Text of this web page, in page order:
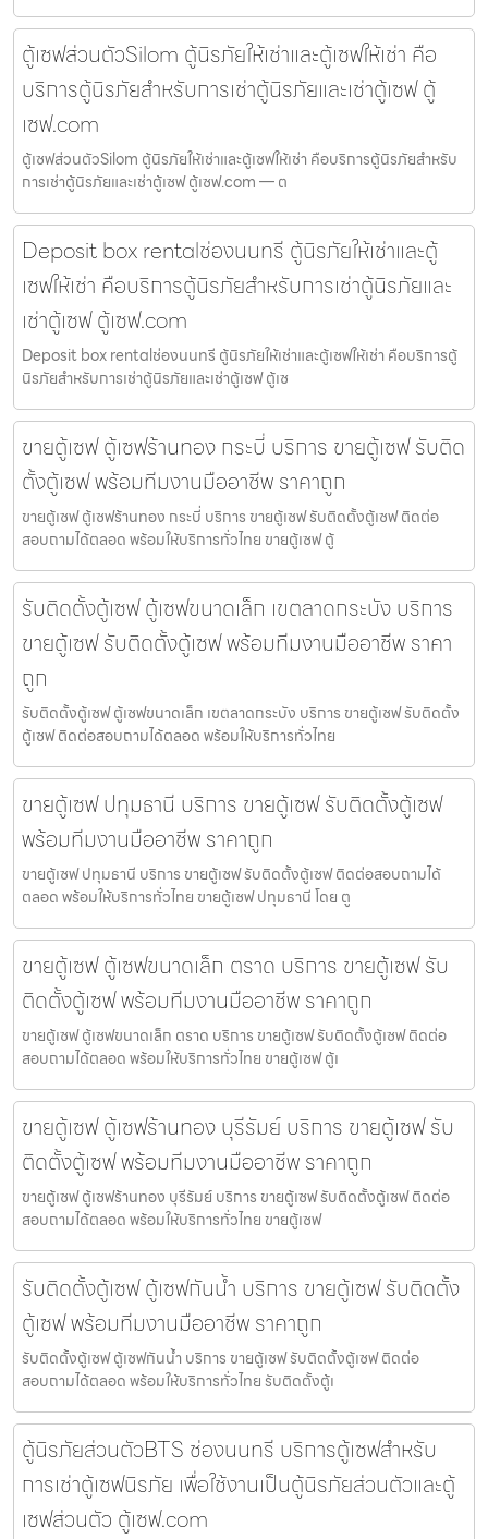
ตู้เซฟส่วนตัวSilom ตู้นิรภัยให้เช่าและตู้เซฟให้เช่า คือ
บริการตู้นิรภัยสำหรับการเช่าตู้นิรภัยและเช่าตู้เซฟ ตู้
เซฟ.com
ตู้เซฟส่วนตัวSilom ตู้นิรภัยให้เช่าและตู้เซฟให้เช่า คือบริการตู้นิรภัยสำหรับ
การเช่าตู้นิรภัยและเช่าตู้เซฟ ตู้เซฟ.com — ต
Deposit box rentalช่องนนทรี ตู้นิรภัยให้เช่าและตู้
เซฟให้เช่า คือบริการตู้นิรภัยสำหรับการเช่าตู้นิรภัยและ
เช่าตู้เซฟ ตู้เซฟ.com
Deposit box rentalช่องนนทรี ตู้นิรภัยให้เช่าและตู้เซฟให้เช่า คือบริการตู้
นิรภัยสำหรับการเช่าตู้นิรภัยและเช่าตู้เซฟ ตู้เซ
ขายตู้เซฟ ตู้เซฟร้านทอง กระบี่ บริการ ขายตู้เซฟ รับติด
ตั้งตู้เซฟ พร้อมทีมงานมืออาชีพ ราคาถูก
ขายตู้เซฟ ตู้เซฟร้านทอง กระบี่ บริการ ขายตู้เซฟ รับติดตั้งตู้เซฟ ติดต่อ
สอบถามได้ตลอด พร้อมให้บริการทั่วไทย ขายตู้เซฟ ตู้
รับติดตั้งตู้เซฟ ตู้เซฟขนาดเล็ก เขตลาดกระบัง บริการ
ขายตู้เซฟ รับติดตั้งตู้เซฟ พร้อมทีมงานมืออาชีพ ราคา
ถูก
รับติดตั้งตู้เซฟ ตู้เซฟขนาดเล็ก เขตลาดกระบัง บริการ ขายตู้เซฟ รับติดตั้ง
ตู้เซฟ ติดต่อสอบถามได้ตลอด พร้อมให้บริการทั่วไทย
ขายตู้เซฟ ปทุมธานี บริการ ขายตู้เซฟ รับติดตั้งตู้เซฟ
พร้อมทีมงานมืออาชีพ ราคาถูก
ขายตู้เซฟ ปทุมธานี บริการ ขายตู้เซฟ รับติดตั้งตู้เซฟ ติดต่อสอบถามได้
ตลอด พร้อมให้บริการทั่วไทย ขายตู้เซฟ ปทุมธานี โดย ตู
ขายตู้เซฟ ตู้เซฟขนาดเล็ก ตราด บริการ ขายตู้เซฟ รับ
ติดตั้งตู้เซฟ พร้อมทีมงานมืออาชีพ ราคาถูก
ขายตู้เซฟ ตู้เซฟขนาดเล็ก ตราด บริการ ขายตู้เซฟ รับติดตั้งตู้เซฟ ติดต่อ
สอบถามได้ตลอด พร้อมให้บริการทั่วไทย ขายตู้เซฟ ตู้เ
ขายตู้เซฟ ตู้เซฟร้านทอง บุรีรัมย์ บริการ ขายตู้เซฟ รับ
ติดตั้งตู้เซฟ พร้อมทีมงานมืออาชีพ ราคาถูก
ขายตู้เซฟ ตู้เซฟร้านทอง บุรีรัมย์ บริการ ขายตู้เซฟ รับติดตั้งตู้เซฟ ติดต่อ
สอบถามได้ตลอด พร้อมให้บริการทั่วไทย ขายตู้เซฟ
รับติดตั้งตู้เซฟ ตู้เซฟกันน้ำ บริการ ขายตู้เซฟ รับติดตั้ง
ตู้เซฟ พร้อมทีมงานมืออาชีพ ราคาถูก
รับติดตั้งตู้เซฟ ตู้เซฟกันน้ำ บริการ ขายตู้เซฟ รับติดตั้งตู้เซฟ ติดต่อ
สอบถามได้ตลอด พร้อมให้บริการทั่วไทย รับติดตั้งตู้เ
ตู้นิรภัยส่วนตัวBTS ช่องนนทรี บริการตู้เซฟสำหรับ
การเช่าตู้เซฟนิรภัย เพื่อใช้งานเป็นตู้นิรภัยส่วนตัวและตู้
เซฟส่วนตัว ตู้เซฟ.com